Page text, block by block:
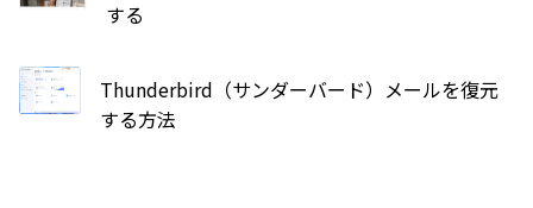
する
Thunderbird（サンダーバード）メールを復元
する方法